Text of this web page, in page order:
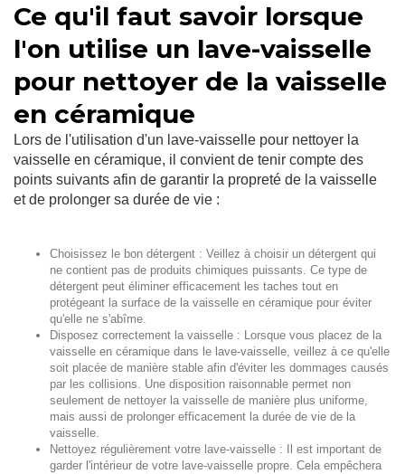
Ce qu'il faut savoir lorsque
l'on utilise un lave-vaisselle
pour nettoyer de la vaisselle
en céramique
Lors de l'utilisation d'un lave-vaisselle pour nettoyer la
vaisselle en céramique, il convient de tenir compte des
points suivants afin de garantir la propreté de la vaisselle
et de prolonger sa durée de vie :
Choisissez le bon détergent : Veillez à choisir un détergent qui
ne contient pas de produits chimiques puissants. Ce type de
détergent peut éliminer efficacement les taches tout en
protégeant la surface de la vaisselle en céramique pour éviter
qu'elle ne s'abîme.
Disposez correctement la vaisselle : Lorsque vous placez de la
vaisselle en céramique dans le lave-vaisselle, veillez à ce qu'elle
soit placée de manière stable afin d'éviter les dommages causés
par les collisions. Une disposition raisonnable permet non
seulement de nettoyer la vaisselle de manière plus uniforme,
mais aussi de prolonger efficacement la durée de vie de la
vaisselle.
Nettoyez régulièrement votre lave-vaisselle : Il est important de
garder l'intérieur de votre lave-vaisselle propre. Cela empêchera